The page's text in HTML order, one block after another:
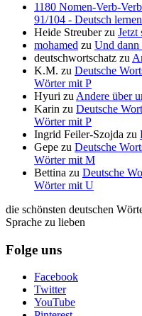
1180 Nomen-Verb-
91/104 - Deutsch
Heide Streuberzu Jetzt
mohamed zu Und
deutschwortschatz zu
K.M. zu Deutsche
Wörter mit P
Hyuri zu Andere über
Karin zu Deutsche
Wörter mit P
Ingrid Feiler-Szojda zu
Gepe zu Deutsche
Wörter mit M
Bettina zu Deutsche
Wörter mit U
die schönsten deutschen
Sprache zu lieben
Folge uns
Facebook
Twitter
YouTube